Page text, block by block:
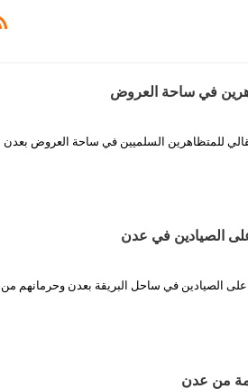
في ساحة العروض
للمتظاهرين السلميين في ساحة العروض بعدن
على الصيادين في عدن
على الصيادين في ساحل البريقة بعدن وحرمانهم من